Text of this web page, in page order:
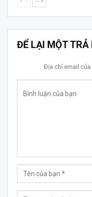
ĐỂ LẠI MỘT TRẢ
Địa chỉ email